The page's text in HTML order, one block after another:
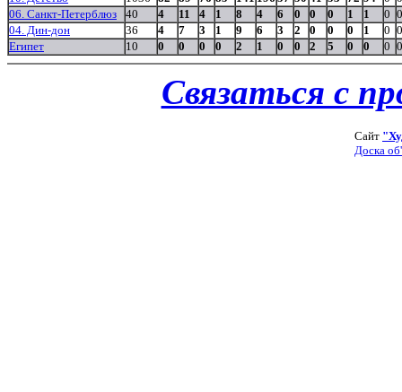
06. Санкт-Петерблюз
40 4 11 4 1 8 4 6 0 0 0 1 1 0 0
04. Дин-дон
36 4 7 3 1 9 6 3 2 0 0 0 1 0 0
Египет
10 0 0 0 0 2 1 0 0 2 5 0 0 0 0
Связаться с
Сайт
Доска